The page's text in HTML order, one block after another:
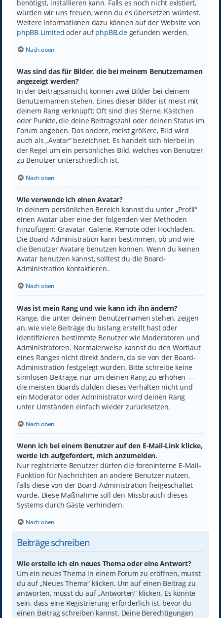
benötigst, installieren kann. Falls es noch nicht existiert,
würden wir uns freuen, wenn du es übersetzen würdest.
Weitere Informationen dazu können auf der Website von
phpBB Limited oder aufphpBB.degefunden werden.
Nach oben
Was sind das für Bilder, die bei meinem Benutzernamen
angezeigt werden?
In der Beitragsansicht können zwei Bilder bei deinem
Benutzernamen stehen. Eines dieser Bilder ist meist mit
deinem Rang verknüpft: Oft sind dies Sterne, Kästchen
oder Punkte, die deine Beitragszahl oder deinen Status im
Forum angeben. Das andere, meist größere, Bild wird
auch als „Avatar“ bezeichnet. Es handelt sich hierbei in
der Regel um ein persönliches Bild, welches von Benutzer
zu Benutzer unterschiedlich ist.
Nach oben
Wie verwende ich einen Avatar?
In deinem persönlichen Bereich kannst du unter „Profil“
einen Avatar über eine der folgenden vier Methoden
hinzufügen: Gravatar, Galerie, Remote oder Hochladen.
Die Board-Administration kann bestimmen, ob und wie
die Benutzer Avatare benutzen können. Wenn du keinen
Avatar benutzen kannst, solltest du die Board-
Administration kontaktieren.
Nach oben
Was ist mein Rang und wie kann ich ihn ändern?
Ränge, die unter deinem Benutzernamen stehen, zeigen
an, wie viele Beiträge du bislang erstellt hast oder
identifizieren bestimmte Benutzer wie Moderatoren und
Administratoren. Normalerweise kannst du den Wortlaut
eines Ranges nicht direkt ändern, da sie von der Board-
Administration festgelegt wurden. Bitte schreibe keine
sinnlosen Beiträge, nur um deinen Rang zu erhöhen —
die meisten Boards dulden dieses Verhalten nicht und
ein Moderator oder Administrator wird deinen Rang
unter Umständen einfach wieder zurücksetzen.
Nach oben
Wenn ich bei einem Benutzer auf den E-Mail-Link klicke,
werde ich aufgefordert, mich anzumelden.
Nur registrierte Benutzer dürfen die foreninterne E-Mail-
Funktion für Nachrichten an andere Benutzer nutzen,
falls diese von der Board-Administration freigeschaltet
wurde. Diese Maßnahme soll den Missbrauch dieses
Systems durch Gäste verhindern.
Nach oben
Beiträge schreiben
Wie erstelle ich ein neues Thema oder eine Antwort?
Um ein neues Thema in einem Forum zu eröffnen, musst
du auf „Neues Thema“ klicken. Um auf einen Beitrag zu
antworten, musst du auf „Antworten“ klicken. Es könnte
sein, dass eine Registrierung erforderlich ist, bevor du
einen Beitrag schreiben kannst. Deine Berechtigungen